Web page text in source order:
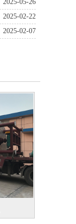
2025-05-26
2025-02-22
2025-02-07